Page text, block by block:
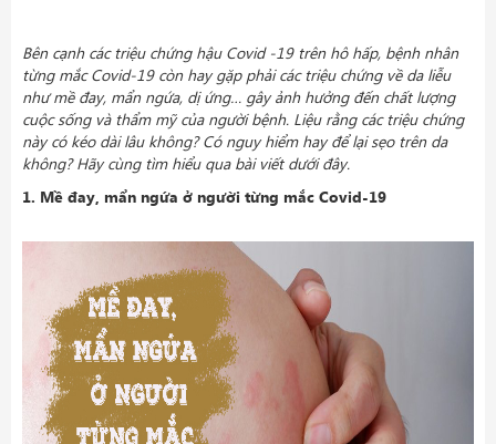
Bên cạnh các triệu chứng hậu Covid -19 trên hô hấp, bệnh nhân
từng mắc Covid-19 còn hay gặp phải các triệu chứng về da liễu
như mề đay, mẩn ngứa, dị ứng… gây ảnh hưởng đến chất lượng
cuộc sống và thẩm mỹ của người bệnh. Liệu rằng các triệu chứng
này có kéo dài lâu không? Có nguy hiểm hay để lại sẹo trên da
không? Hãy cùng tìm hiểu qua bài viết dưới đây.
1. Mề đay, mẩn ngứa ở người từng mắc Covid-19